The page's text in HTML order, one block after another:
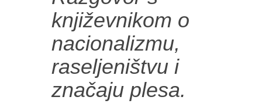
književnikom o
nacionalizmu,
raseljeništvu i
značaju plesa.